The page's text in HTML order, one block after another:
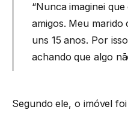
“Nunca imaginei
amigos. Meu marido
uns 15 anos. Por
achando que algo
Segundo ele, o imóvel